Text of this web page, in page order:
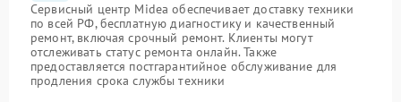
Сервисный центр Midea обеспечивает доставку техники
по всей РФ, бесплатную диагностику и качественный
ремонт, включая срочный ремонт. Клиенты могут
отслеживать статус ремонта онлайн. Также
предоставляется постгарантийное обслуживание для
продления срока службы техники